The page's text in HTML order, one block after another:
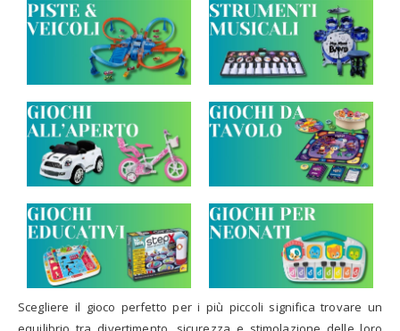
Scegliere il gioco perfetto per i più piccoli significa trovare un